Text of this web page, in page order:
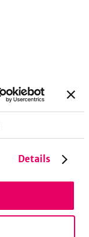
Details
90 µg